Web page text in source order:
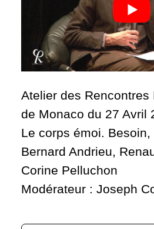
Atelier des Rencontres
de Monaco du 27 Avril
Le corps émoi. Besoin,
Bernard Andrieu,
Corine Pelluchon
Modérateur : Joseph